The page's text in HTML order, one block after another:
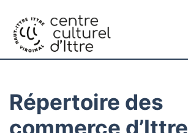
Répertoire des
commerce d’Ittre